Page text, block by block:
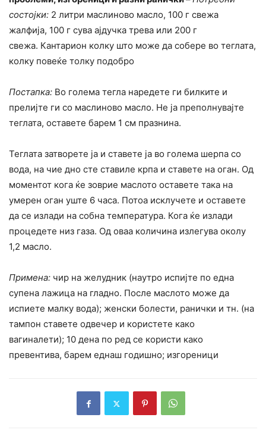
состојки: 2 литри маслиново масло, 100 г свежа
жалфија, 100 г сува ајдучка трева или 200 г
свежа. Кантарион колку што може да собере во теглата,
колку повеќе толку подобро
Постапка: Во голема тегла наредете ги билките и
прелијте ги со маслиново масло. Не ја преполнувајте
теглата, оставете барем 1 см празнина.
Теглата затворете ја и ставете ја во голема шерпа со
вода, на чие дно сте ставиле крпа и ставете на оган. Од
моментот кога ќе зоврие маслото оставете така на
умерен оган уште 6 часа. Потоа исклучете и оставете
да се излади на собна температура. Кога ќе излади
процедете низ газа. Од оваа количина излегува околу
1,2 масло.
Примена: чир на желудник (наутро испијте по една
супена лажица на гладно. После маслото може да
испиете малку вода); женски болести, ранички и тн. (на
тампон ставете одвечер и користете како
вагиналети); 10 дена по ред се користи како
превентива, барем еднаш годишно; изгореници